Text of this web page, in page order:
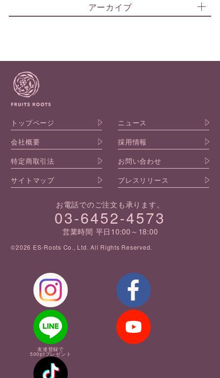
アーカイブ
トップページ
ニュース
会社概要
採用情報
特定商取引法
お問い合わせ
サイトマップ
プレスリリース
お電話でのご注文も承ります。
03-6452-4573
営業時間 平日10:00～18:00
©2026 ES-Roots Co., Ltd. All Rights Reserved.
友達登録で
500ptプレゼント